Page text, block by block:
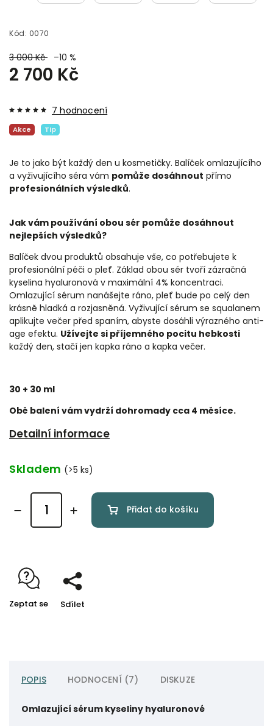
Kód: 0070
3 000 Kč –10 %
2 700 Kč
Akce Tip
7 hodnocení
Je to jako být každý den u kosmetičky. Balíček omlazujícího
a vyživujícího séra vám pomůže dosáhnout přímo
profesionálních výsledků.
Jak vám používání obou sér pomůže dosáhnout
nejlepších výsledků?
Balíček dvou produktů obsahuje vše, co potřebujete k
profesionální péči o pleť. Základ obou sér tvoří zázračná
kyselina hyaluronová v maximální 4% koncentraci.
Omlazující sérum nanášejte ráno, pleť bude po celý den
krásně hladká a rozjasněná. Vyživující sérum se squalanem
aplikujte večer před spaním, abyste dosáhli výrazného anti-
age efektu. Užívejte si příjemného pocitu hebkosti
každý den, stačí jen kapka ráno a kapka večer.
30 + 30 ml
Obě balení vám vydrží dohromady cca 4 měsíce.
Detailní informace
Skladem (>5 ks)
Přidat do košíku
Zeptat se Sdílet
POPIS HODNOCENÍ (7) DISKUZE
Omlazující sérum kyseliny hyaluronové